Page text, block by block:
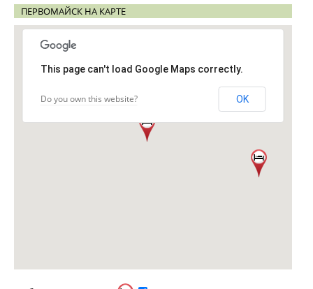
ПЕРВОМАЙСК НА КАРТЕ
This page can't load Google Maps correctly.
Do you own this website? OK